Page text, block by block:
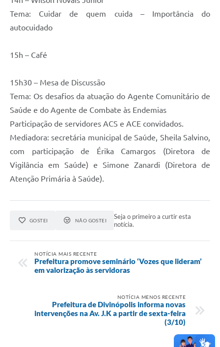
Tema: Cuidar de quem cuida – Importância do
autocuidado
15h – Café
15h30 – Mesa de Discussão
Tema: Os desafios da atuação do Agente Comunitário de
Saúde e do Agente de Combate às Endemias
Participação de servidores ACS e ACE convidados.
Mediadora: secretária municipal de Saúde, Sheila Salvino,
com participação de Érika Camargos (Diretora de
Vigilância em Saúde) e Simone Zanardi (Diretora de
Atenção Primária à Saúde).
GOSTEI NÃO GOSTEI
Seja o primeiro a curtir esta
notícia.
NOTÍCIA MAIS RECENTE
Prefeitura promove seminário ‘Vozes que lideram’
em valorização às servidoras
NOTÍCIA MENOS RECENTE
Prefeitura de Divinópolis informa novas
intervenções na Av. J.K a partir de sexta-feira
(3/10)